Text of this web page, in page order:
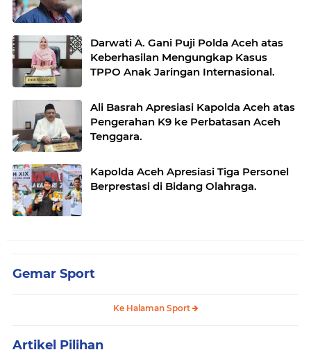
Darwati A. Gani Puji Polda Aceh atas
Keberhasilan Mengungkap Kasus
TPPO Anak Jaringan Internasional.
Ali Basrah Apresiasi Kapolda Aceh atas
Pengerahan K9 ke Perbatasan Aceh
Tenggara.
Kapolda Aceh Apresiasi Tiga Personel
Berprestasi di Bidang Olahraga.
Gemar Sport
Ke Halaman Sport
Artikel Pilihan